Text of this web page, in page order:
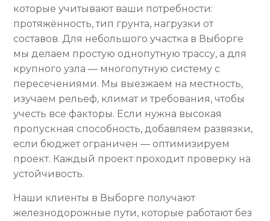
которые учитывают ваши потребности:
протяжённость, тип грунта, нагрузки от
составов. Для небольшого участка в Выборге
мы делаем простую однопутную трассу, а для
крупного узла — многопутную систему с
пересечениями. Мы выезжаем на местность,
изучаем рельеф, климат и требования, чтобы
учесть все факторы. Если нужна высокая
пропускная способность, добавляем развязки,
если бюджет ограничен — оптимизируем
проект. Каждый проект проходит проверку на
устойчивость.
Наши клиенты в Выборге получают
железнодорожные пути, которые работают без